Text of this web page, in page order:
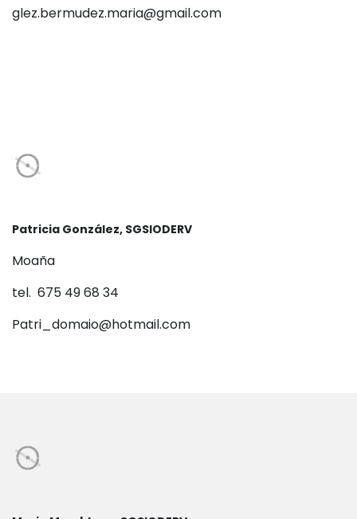
glez.bermudez.maria@gmail.com
Patricia González, SGSIODERV
Moaña
tel. 675 49 68 34
Patri_domaio@hotmail.com